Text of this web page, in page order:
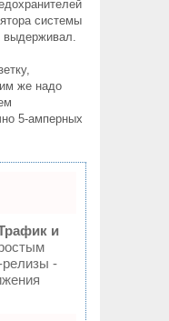
системы
же надо
5-амперных
и
релизы -